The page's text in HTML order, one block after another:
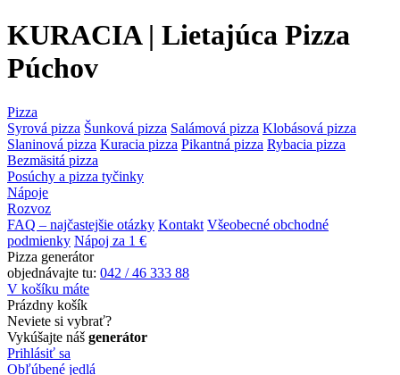
KURACIA | Lietajúca Pizza
Púchov
Pizza
Syrová pizza Šunková pizza Salámová pizza Klobásová pizza
Slaninová pizza Kuracia pizza Pikantná pizza Rybacia pizza
Bezmäsitá pizza
Posúchy a pizza tyčinky
Nápoje
Rozvoz
FAQ – najčastejšie otázky Kontakt Všeobecné obchodné
podmienky Nápoj za 1 €
Pizza generátor
objednávajte tu: 042 / 46 333 88
V košíku máte
Prázdny košík
Neviete si vybrať?
Vykúšajte náš generátor
Prihlásiť sa
Obľúbené jedlá